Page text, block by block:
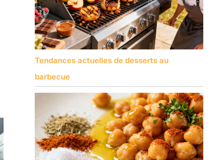
Tendances actuelles de desserts au
barbecue